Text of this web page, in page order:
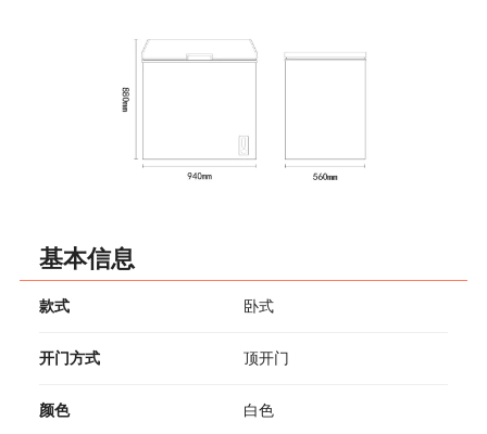
基本信息
款式 卧式
开门方式 顶开门
颜色 白色